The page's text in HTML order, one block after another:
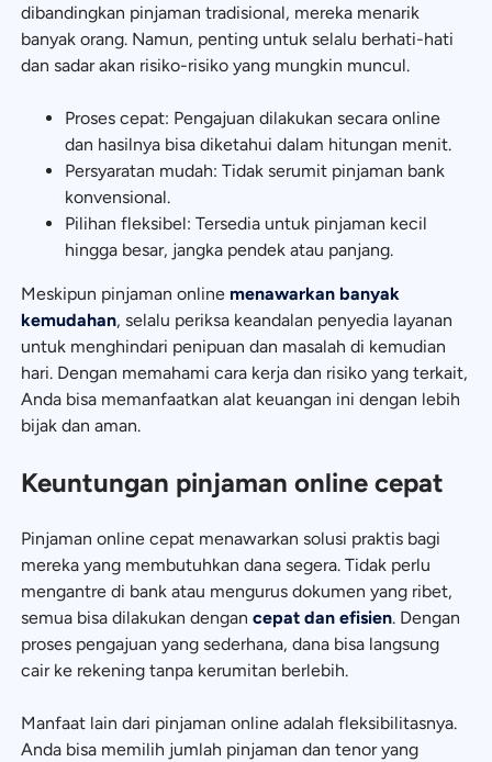
dibandingkan pinjaman tradisional, mereka menarik
banyak orang. Namun, penting untuk selalu berhati-hati
dan sadar akan risiko-risiko yang mungkin muncul.
Proses cepat: Pengajuan dilakukan secara online
dan hasilnya bisa diketahui dalam hitungan menit.
Persyaratan mudah: Tidak serumit pinjaman bank
konvensional.
Pilihan fleksibel: Tersedia untuk pinjaman kecil
hingga besar, jangka pendek atau panjang.
Meskipun pinjaman online menawarkan banyak
kemudahan, selalu periksa keandalan penyedia layanan
untuk menghindari penipuan dan masalah di kemudian
hari. Dengan memahami cara kerja dan risiko yang terkait,
Anda bisa memanfaatkan alat keuangan ini dengan lebih
bijak dan aman.
Keuntungan pinjaman online cepat
Pinjaman online cepat menawarkan solusi praktis bagi
mereka yang membutuhkan dana segera. Tidak perlu
mengantre di bank atau mengurus dokumen yang ribet,
semua bisa dilakukan dengancepat dan efisien. Dengan
proses pengajuan yang sederhana, dana bisa langsung
cair ke rekening tanpa kerumitan berlebih.
Manfaat lain dari pinjaman online adalah fleksibilitasnya.
Anda bisa memilih jumlah pinjaman dan tenor yang